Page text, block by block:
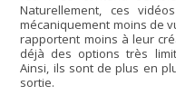
Naturellement, ces
mécaniquement moins de
rapportent moins à leur
déjà des options très
Ainsi, ils sont de plus en
sortie.